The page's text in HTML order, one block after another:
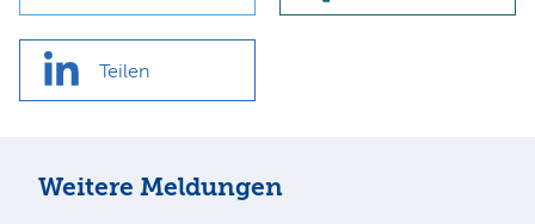
Teilen
Weitere Meldungen